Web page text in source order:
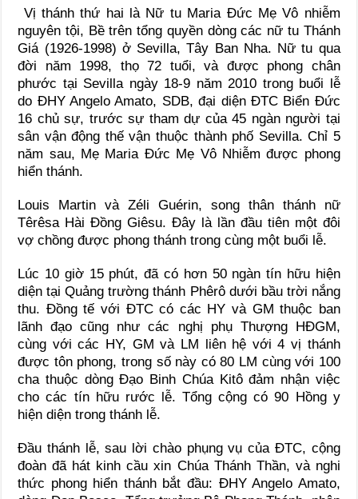
Vị thánh thứ hai là Nữ tu Maria Đức Mẹ Vô nhiễm
nguyên tội, Bề trên tổng quyền dòng các nữ tu Thánh
Giá (1926-1998) ở Sevilla, Tây Ban Nha. Nữ tu qua
đời năm 1998, thọ 72 tuổi, và được phong chân
phước tại Sevilla ngày 18-9 năm 2010 trong buổi lễ
do ĐHY Angelo Amato, SDB, đại diện ĐTC Biển Đức
16 chủ sự, trước sự tham dự của 45 ngàn người tại
sân vận động thế vận thuộc thành phố Sevilla. Chỉ 5
năm sau, Mẹ Maria Đức Mẹ Vô Nhiễm được phong
hiển thánh.
Louis Martin và Zéli Guérin, song thân thánh nữ
Têrêsa Hài Đồng Giêsu. Đây là lần đầu tiên một đôi
vợ chồng được phong thánh trong cùng một buổi lễ.
Lúc 10 giờ 15 phút, đã có hơn 50 ngàn tín hữu hiện
diện tại Quảng trường thánh Phêrô dưới bầu trời nắng
thu. Đồng tế với ĐTC có các HY và GM thuộc ban
lãnh đạo cũng như các nghị phụ Thượng HĐGM,
cùng với các HY, GM và LM liên hệ với 4 vị thánh
được tôn phong, trong số này có 80 LM cùng với 100
cha thuộc dòng Đạo Binh Chúa Kitô đảm nhận việc
cho các tín hữu rước lễ. Tổng cộng có 90 Hồng y
hiện diện trong thánh lễ.
Đầu thánh lễ, sau lời chào phụng vụ của ĐTC, cộng
đoàn đã hát kinh cầu xin Chúa Thánh Thần, và nghi
thức phong hiển thánh bắt đầu: ĐHY Angelo Amato,